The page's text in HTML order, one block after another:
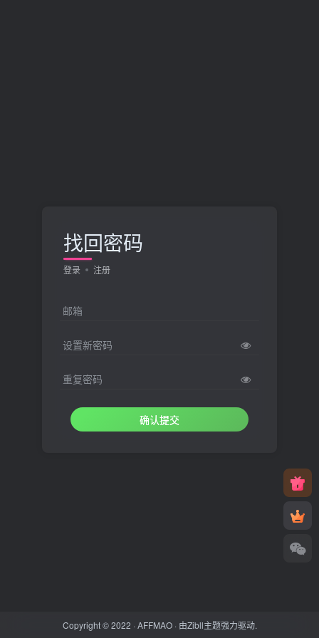
找回密码
登录 注册
邮箱
设置新密码
重复密码
确认提交
Copyright © 2022 ·AFFMAO· 由Zibll主题强力驱动.